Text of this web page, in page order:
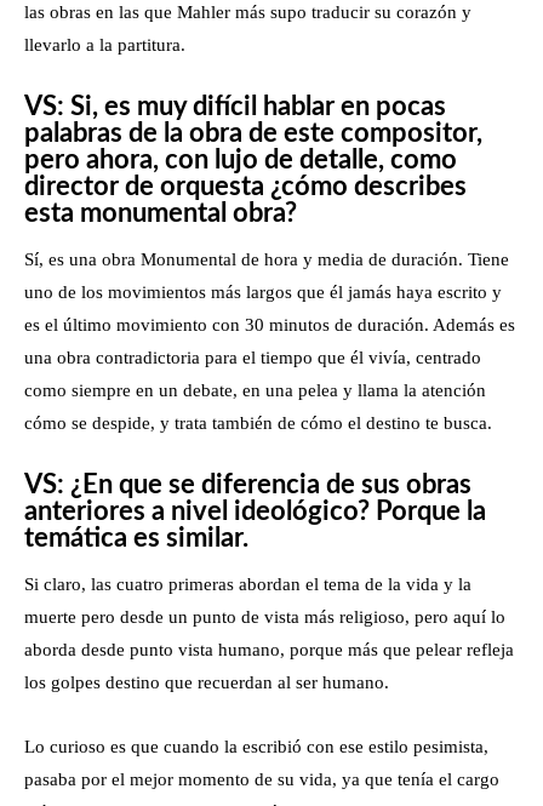
las obras en las que Mahler más supo traducir su corazón y
llevarlo a la partitura.
VS: Si, es muy difícil hablar en pocas
palabras de la obra de este compositor,
pero ahora, con lujo de detalle, como
director de orquesta ¿cómo describes
esta monumental obra?
Sí, es una obra Monumental de hora y media de duración. Tiene
uno de los movimientos más largos que él jamás haya escrito y
es el último movimiento con 30 minutos de duración. Además es
una obra contradictoria para el tiempo que él vivía, centrado
como siempre en un debate, en una pelea y llama la atención
cómo se despide, y trata también de cómo el destino te busca.
VS: ¿En que se diferencia de sus obras
anteriores a nivel ideológico? Porque la
temática es similar.
Si claro, las cuatro primeras abordan el tema de la vida y la
muerte pero desde un punto de vista más religioso, pero aquí lo
aborda desde punto vista humano, porque más que pelear refleja
los golpes destino que recuerdan al ser humano.
Lo curioso es que cuando la escribió con ese estilo pesimista,
pasaba por el mejor momento de su vida, ya que tenía el cargo